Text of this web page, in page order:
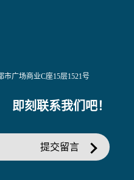
广场商业C座15层1521号
即刻联系我们吧！
提交留言